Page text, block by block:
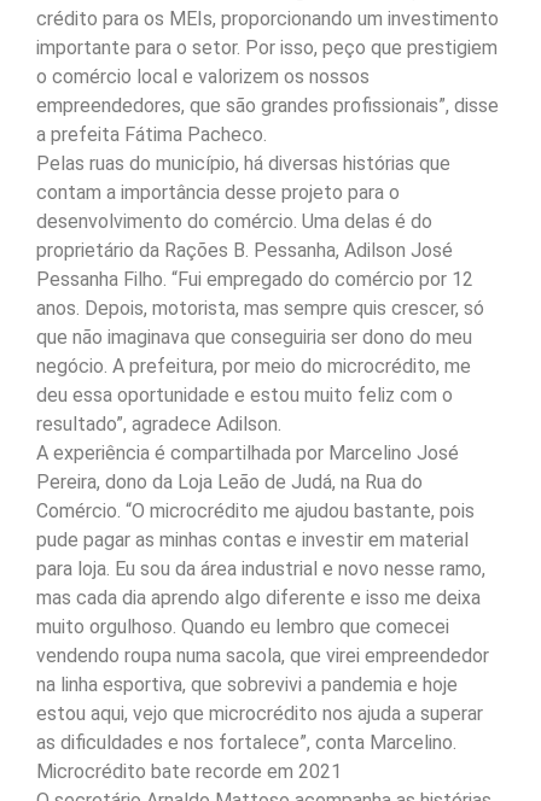
crédito para os MEIs, proporcionando um investimento
importante para o setor. Por isso, peço que prestigiem
o comércio local e valorizem os nossos
empreendedores, que são grandes profissionais”, disse
a prefeita Fátima Pacheco.
Pelas ruas do município, há diversas histórias que
contam a importância desse projeto para o
desenvolvimento do comércio. Uma delas é do
proprietário da Rações B. Pessanha, Adilson José
Pessanha Filho. “Fui empregado do comércio por 12
anos. Depois, motorista, mas sempre quis crescer, só
que não imaginava que conseguiria ser dono do meu
negócio. A prefeitura, por meio do microcrédito, me
deu essa oportunidade e estou muito feliz com o
resultado”, agradece Adilson.
A experiência é compartilhada por Marcelino José
Pereira, dono da Loja Leão de Judá, na Rua do
Comércio. “O microcrédito me ajudou bastante, pois
pude pagar as minhas contas e investir em material
para loja. Eu sou da área industrial e novo nesse ramo,
mas cada dia aprendo algo diferente e isso me deixa
muito orgulhoso. Quando eu lembro que comecei
vendendo roupa numa sacola, que virei empreendedor
na linha esportiva, que sobrevivi a pandemia e hoje
estou aqui, vejo que microcrédito nos ajuda a superar
as dificuldades e nos fortalece”, conta Marcelino.
Microcrédito bate recorde em 2021